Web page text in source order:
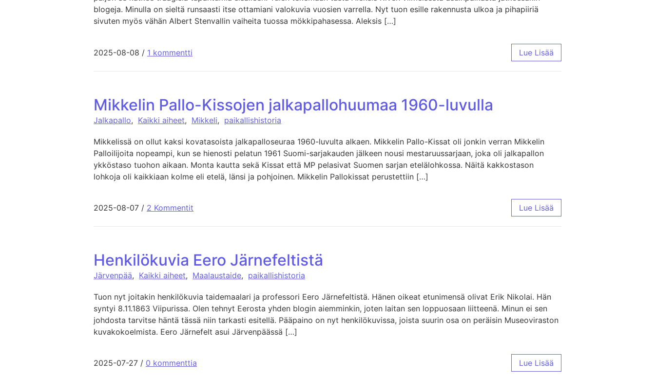
blogeja. Minulla on sieltä runsaasti itse ottamiani valokuvia vuosien varrella. Nyt tuon esille rakennusta ulkoa ja pihapiiriä
sivuten myös vähän Albert Stenvallin vaiheita tuossa mökkipahasessa. Aleksis […]
2025-08-08 / 1 kommentti Lue Lisää
Mikkelin Pallo-Kissojen jalkapallohuumaa 1960-luvulla
Jalkapallo, Kaikki aiheet, Mikkeli, paikallishistoria
Mikkelissä on ollut kaksi kovatasoista jalkapalloseuraa 1960-luvulta alkaen. Mikkelin Pallo-Kissat oli jonkin verran Mikkelin
Palloilijoita nopeampi, kun se hienosti pelatun 1961 Suomi-sarjakauden jälkeen nousi mestaruussarjaan, joka oli jalkapallon
ykköstaso tuohon aikaan. Monta kautta sekä Kissat että MP pelasivat Suomen sarjan etelälohkossa. Näitä kakkostason
lohkoja oli kaikkiaan kolme eli etelä, länsi ja pohjoinen. Mikkelin Pallokissat perustettiin […]
2025-08-07 / 2 Kommentit Lue Lisää
Henkilökuvia Eero Järnefeltistä
Järvenpää, Kaikki aiheet, Maalaustaide, paikallishistoria
Tuon nyt joitakin henkilökuvia taidemaalari ja professori Eero Järnefeltistä. Hänen oikeat etunimensä olivat Erik Nikolai. Hän
syntyi 8.11.1863 Viipurissa. Olen tehnyt Eerosta yhden blogin aiemminkin, joten laitan sen loppuosaan liitteenä. Minun ei sen
johdosta tarvitse häntä tässä niin tarkasti esitellä. Pääpaino on nyt henkilökuvissa, joista suurin osa on peräisin Museoviraston
kuvakokoelmista. Eero Järnefelt asui Järvenpäässä […]
2025-07-27 / 0 kommenttia Lue Lisää